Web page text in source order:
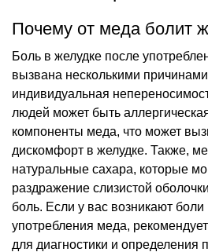
Почему от меда болит
Боль в желудке после
вызвана несколькими
индивидуальная
людей может быть
компоненты меда, что может
дискомфорт в желудке. Также,
натуральные сахара, которые
раздражение слизистой
боль. Если у вас возникают боли
употребления меда,
для диагностики и определения